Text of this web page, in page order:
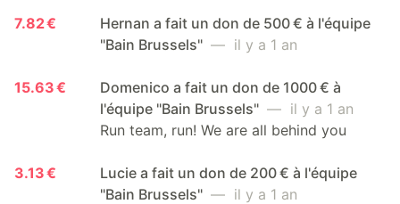
7.82 €
Hernan a fait un don de 500 € à l'équipe
"Bain Brussels" — il y a 1 an
15.63 €
Domenico a fait un don de 1000 € à
l'équipe "Bain Brussels" — il y a 1 an
Run team, run! We are all behind you
3.13 €
Lucie a fait un don de 200 € à l'équipe
"Bain Brussels" — il y a 1 an